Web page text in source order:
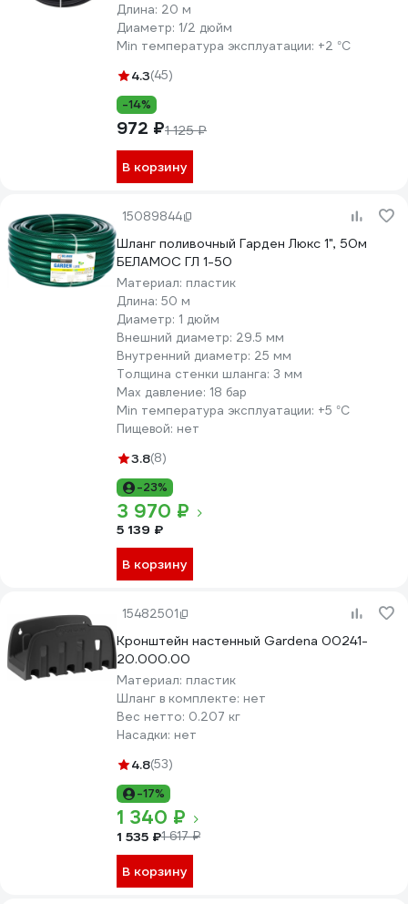
Длина: 20 м
Диаметр: 1/2 дюйм
Min температура эксплуатации: +2 °С
4.3(45)
-14%
972 ₽1 125 ₽
В корзину
15089844
Шланг поливочный Гарден Люкс 1", 50м
БЕЛАМОС ГЛ 1-50
Материал: пластик
Длина: 50 м
Диаметр: 1 дюйм
Внешний диаметр: 29.5 мм
Внутренний диаметр: 25 мм
Толщина стенки шланга: 3 мм
Max давление: 18 бар
Min температура эксплуатации: +5 °С
Пищевой: нет
3.8(8)
-23%
3 970 ₽
5 139 ₽
В корзину
15482501
Кронштейн настенный Gardena 00241-
20.000.00
Материал: пластик
Шланг в комплекте: нет
Вес нетто: 0.207 кг
Насадки: нет
4.8(53)
-17%
1 340 ₽
1 535 ₽1 617 ₽
В корзину